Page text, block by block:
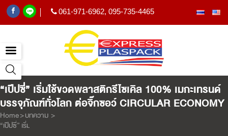
061-971-6962, 095-735-4465
“เป๊ปซี่” เริ่มใช้ขวดพลาสติกรีไซเคิล 100% เมกะเทรนด์
บรรจุภัณฑ์ทั่วโลก ต่อจิ๊กซอว์ CIRCULAR ECONOMY
Home>บทความ >
“เป๊ปซี่” เริ่มใช้ขวดพลาสติกรีไซเคิล 100% เมกะเทรนด์บรรจุภัณฑ์ทั่วโลก ต่อจิ๊กซอ